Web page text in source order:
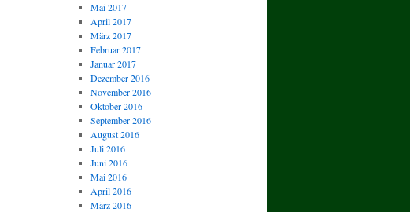
Mai 2017
April 2017
März 2017
Februar 2017
Januar 2017
Dezember 2016
November 2016
Oktober 2016
September 2016
August 2016
Juli 2016
Juni 2016
Mai 2016
April 2016
März 2016